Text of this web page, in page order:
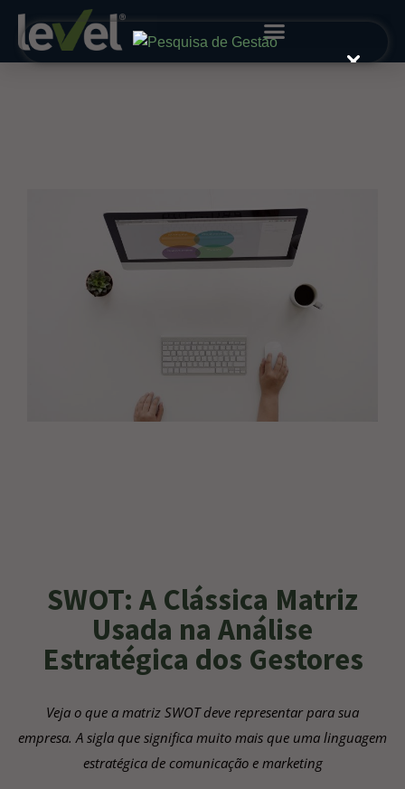
SWOT: A Clássica Matriz
Usada na Análise
Estratégica dos Gestores
Veja o que a matriz SWOT deve representar para sua
empresa. A sigla que significa muito mais que uma linguagem
estratégica de comunicação e marketing